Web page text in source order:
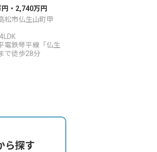
・2,740万円
松市仏生山町甲
電鉄琴平線「仏生
で徒歩28分
ら探す